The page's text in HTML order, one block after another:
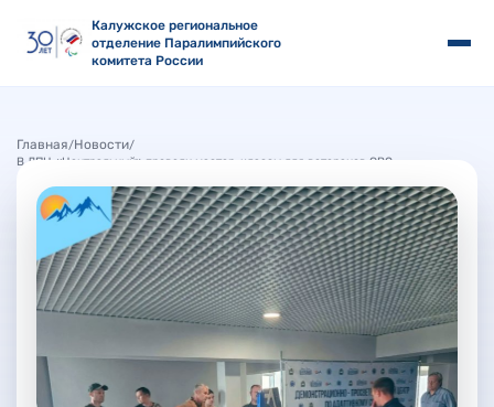
Калужское региональное
отделение Паралимпийского
комитета России
Главная/Новости/
В ДПЦ «Центральный» провели мастер-классы для ветеранов СВО